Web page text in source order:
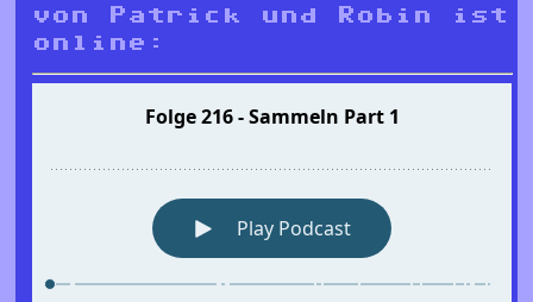
von Patrick und Robin ist
online: